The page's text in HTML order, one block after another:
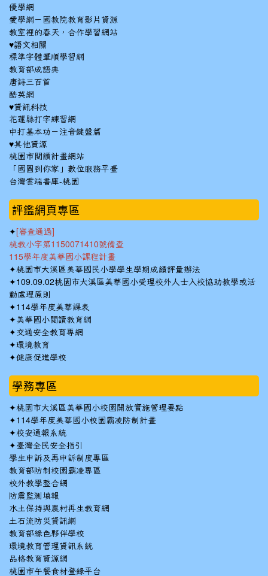
優學網
愛學網－國教院教育影片資源
教室裡的春天，合作學習網站
♥語文相關
標準字體筆順學習網
教育部成語典
唐詩三百首
酷英網
♥資訊科技
花蓮縣打字練習網
中打基本功－注音鍵盤篇
♥其他資源
桃園市閱讀計畫網站
「國圖到你家」數位服務平臺
台灣雲端書庫-桃園
::: 評鑑網頁專區
✦ [審查通過]
桃教小字第1150071410號備查
115學年度美華國小課程計畫
✦桃園市大溪區美華國民小學學生學期成績評量辦法
✦109.09.02桃園市大溪區美華國小受理校外人士入校協助教學或活
動處理原則
✦114學年度美華課表
✦美華國小閱讀教育網
✦ 交通安全教育專網
✦環境教育
✦健康促進學校
學務專區
✦桃園市大溪區美華國小校園開放實施管理要點
✦114學年度美華國小校園霸凌防制計畫
✦校安通報系統
✦臺灣全民安全指引
學生申訴及再申訴制度專區
教育部防制校園霸凌專區
校外教學整合網
防震監測填報
水土保持與農村再生教育網
土石流防災資訊網
教育部綠色夥伴學校
環境教育管理資訊系統
品格教育資源網
桃園市午餐食材登錄平台